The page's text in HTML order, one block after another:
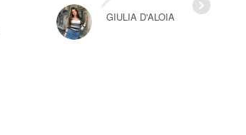
GIULIA D'ALOIA